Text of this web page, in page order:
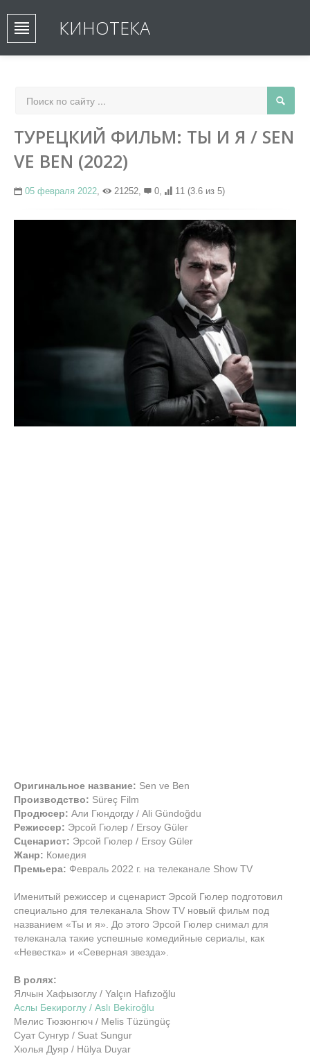
КИНОТЕКА
ТУРЕЦКИЙ ФИЛЬМ: ТЫ И Я / SEN
VE BEN (2022)
05 февраля 2022, 21252, 0, 11 (3.6 из 5)
Оригинальное название: Sen ve Ben
Производство: Süreç Film
Продюсер: Али Гюндогду / Ali Gündoğdu
Режиссер: Эрсой Гюлер / Ersoy Güler
Сценарист: Эрсой Гюлер / Ersoy Güler
Жанр: Комедия
Премьера: Февраль 2022 г. на телеканале Show TV
Именитый режиссер и сценарист Эрсой Гюлер подготовил
специально для телеканала Show TV новый фильм под
названием «Ты и я». До этого Эрсой Гюлер снимал для
телеканала такие успешные комедийные сериалы, как
«Невестка» и «Северная звезда».
В ролях:
Ялчын Хафызоглу / Yalçın Hafızoğlu
Аслы Бекироглу / Aslı Bekiroğlu
Мелис Тюзюнгюч / Melis Tüzüngüç
Суат Сунгур / Suat Sungur
Хюлья Дуяр / Hülya Duyar